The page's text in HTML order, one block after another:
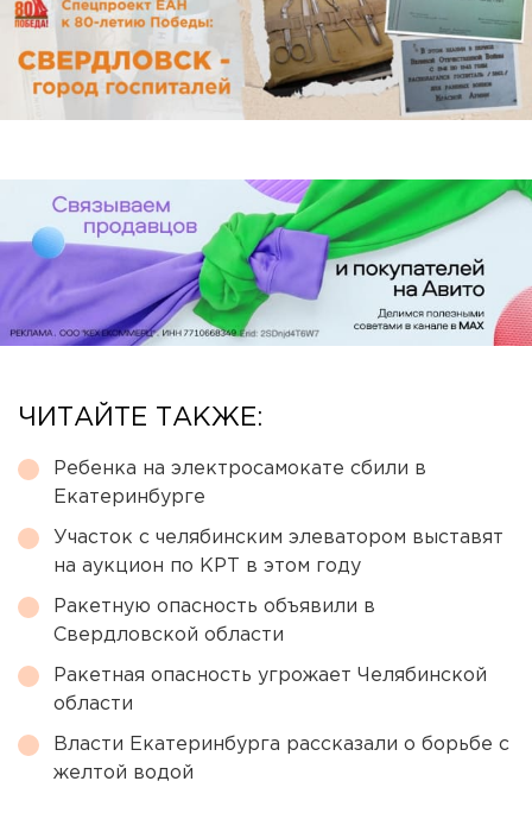
ЧИТАЙТЕ ТАКЖЕ:
Ребенка на электросамокате сбили в
Екатеринбурге
Участок с челябинским элеватором выставят
на аукцион по КРТ в этом году
Ракетную опасность объявили в
Свердловской области
Ракетная опасность угрожает Челябинской
области
Власти Екатеринбурга рассказали о борьбе с
желтой водой